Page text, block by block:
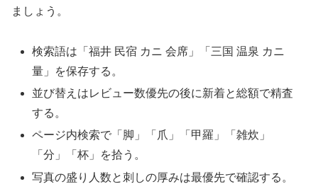
ましょう。
検索語は「福井 民宿 カニ 会席」「三国 温泉 カニ
量」を保存する。
並び替えはレビュー数優先の後に新着と総額で精査
する。
ページ内検索で「脚」「爪」「甲羅」「雑炊」
「分」「杯」を拾う。
写真の盛り人数と刺しの厚みは最優先で確認する。